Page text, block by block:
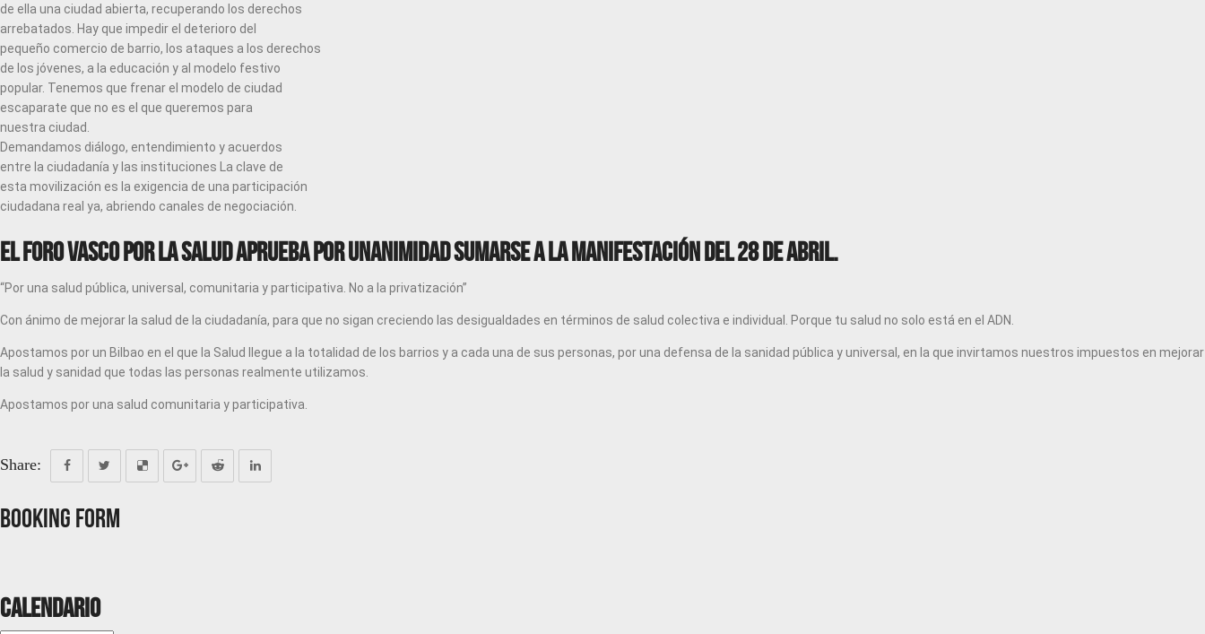
de ella una ciudad abierta, recuperando los derechos
arrebatados. Hay que impedir el deterioro del
pequeño comercio de barrio, los ataques a los derechos
de los jóvenes, a la educación y al modelo festivo
popular. Tenemos que frenar el modelo de ciudad
escaparate que no es el que queremos para
nuestra ciudad.
Demandamos diálogo, entendimiento y acuerdos
entre la ciudadanía y las instituciones La clave de
esta movilización es la exigencia de una participación
ciudadana real ya, abriendo canales de negociación.
El Foro Vasco por la Salud aprueba por unanimidad sumarse a la manifestación del 28 de Abril.
“Por una salud pública, universal, comunitaria y participativa. No a la privatización”
Con ánimo de mejorar la salud de la ciudadanía, para que no sigan creciendo las desigualdades en términos de salud colectiva e individual. Porque tu salud no solo está en el ADN.
Apostamos por un Bilbao en el que la Salud llegue a la totalidad de los barrios y a cada una de sus personas, por una defensa de la sanidad pública y universal, en la que invirtamos nuestros impuestos en mejorar
la salud y sanidad que todas las personas realmente utilizamos.
Apostamos por una salud comunitaria y participativa.
Share:
Booking Form
Calendario